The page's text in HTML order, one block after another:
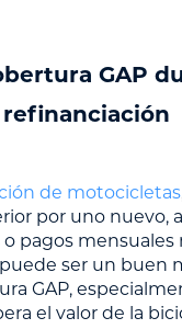
GAP
refinanciación
de motocicletas
por uno nuevo,
pagos mensuales
ser un buen
GAP,
el valor de la